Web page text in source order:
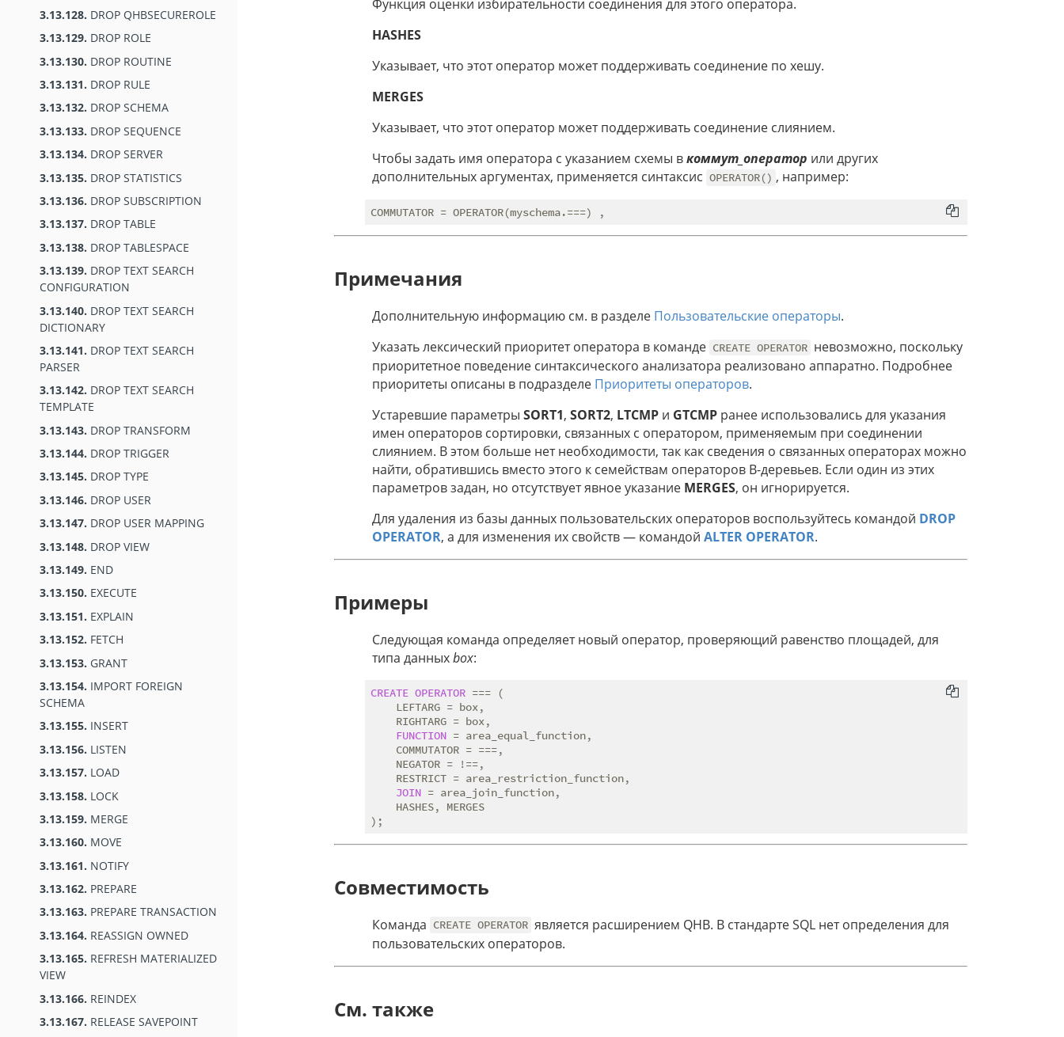
3.13.128. DROP QHBSECUREROLE
3.13.129. DROP ROLE
3.13.130. DROP ROUTINE
3.13.131. DROP RULE
3.13.132. DROP SCHEMA
3.13.133. DROP SEQUENCE
3.13.134. DROP SERVER
3.13.135. DROP STATISTICS
3.13.136. DROP SUBSCRIPTION
3.13.137. DROP TABLE
3.13.138. DROP TABLESPACE
3.13.139. DROP TEXT SEARCH
CONFIGURATION
3.13.140. DROP TEXT SEARCH
DICTIONARY
3.13.141. DROP TEXT SEARCH
PARSER
3.13.142. DROP TEXT SEARCH
TEMPLATE
3.13.143. DROP TRANSFORM
3.13.144. DROP TRIGGER
3.13.145. DROP TYPE
3.13.146. DROP USER
3.13.147. DROP USER MAPPING
3.13.148. DROP VIEW
3.13.149. END
3.13.150. EXECUTE
3.13.151. EXPLAIN
3.13.152. FETCH
3.13.153. GRANT
3.13.154. IMPORT FOREIGN
SCHEMA
3.13.155. INSERT
3.13.156. LISTEN
3.13.157. LOAD
3.13.158. LOCK
3.13.159. MERGE
3.13.160. MOVE
3.13.161. NOTIFY
3.13.162. PREPARE
3.13.163. PREPARE TRANSACTION
3.13.164. REASSIGN OWNED
3.13.165. REFRESH MATERIALIZED
VIEW
3.13.166. REINDEX
3.13.167. RELEASE SAVEPOINT
Функция оценки избирательности соединения для этого оператора.
HASHES
Указывает, что этот оператор может поддерживать соединение по хешу.
MERGES
Указывает, что этот оператор может поддерживать соединение слиянием.
Чтобы задать имя оператора с указанием схемы вкоммут_оператор или других
дополнительных аргументах, применяется синтаксис OPERATOR() , например:
Примечания
Дополнительную информацию см. в разделе Пользовательские операторы.
Указать лексический приоритет оператора в команде CREATE OPERATOR невозможно, поскольку
приоритетное поведение синтаксического анализатора реализовано аппаратно. Подробнее
приоритеты описаны в подразделе Приоритеты операторов.
Устаревшие параметры SORT1, SORT2, LTCMP и GTCMP ранее использовались для указания
имен операторов сортировки, связанных с оператором, применяемым при соединении
слиянием. В этом больше нет необходимости, так как сведения о связанных операторах можно
найти, обратившись вместо этого к семействам операторов B-деревьев. Если один из этих
параметров задан, но отсутствует явное указание MERGES, он игнорируется.
Для удаления из базы данных пользовательских операторов воспользуйтесь командой DROP
OPERATOR, а для изменения их свойств — командой ALTER OPERATOR.
Примеры
Следующая команда определяет новый оператор, проверяющий равенство площадей, для
типа данныхbox:
CREATE OPERATOR === (
    LEFTARG = box,
    RIGHTARG = box,
FUNCTION = area_equal_function,
    COMMUTATOR = ===,
    NEGATOR = !==,
    RESTRICT = area_restriction_function,
JOIN = area_join_function,
    HASHES, MERGES
Совместимость
Команда CREATE OPERATOR является расширением QHB. В стандарте SQL нет определения для
пользовательских операторов.
См. также